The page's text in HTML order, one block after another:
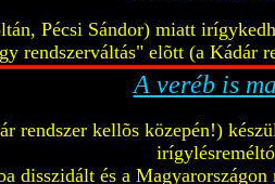
Pécsi Sándor) miatt
rendszerváltás" elõtt (a Kádár
A veréb is
rendszer kellõs közepén!)
disszidált és a